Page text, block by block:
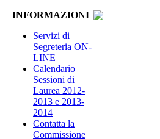
INFORMAZIONI
Servizi di
Segreteria ON-
LINE
Calendario
Sessioni di
Laurea 2012-
2013 e 2013-
2014
Contatta la
Commissione